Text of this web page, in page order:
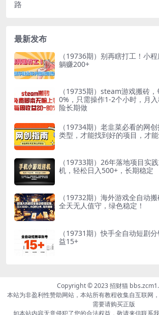
路
最新发布
（19736期）别再瞎打工！小
躺赚200+
（19735期）steam游戏搬砖
0%，只需操作1-2个小时，月
险长期做
（19734期）老韭菜必看的网
类型，才能找到好的项目，才
（19733期）26年落地项目实
机，轻松日入500+，长期稳定
（19732期）海外游戏全自动
全天无人值守，绿色稳定！
（19731期）快手全自动短剧
益15+
Copyright © 2023 招财猫
本站为非盈利性赞助网站，本站所有教程收集自互联网
需要请购买正版
如本站内容无意侵犯了您的合法权益，敬请来信联系